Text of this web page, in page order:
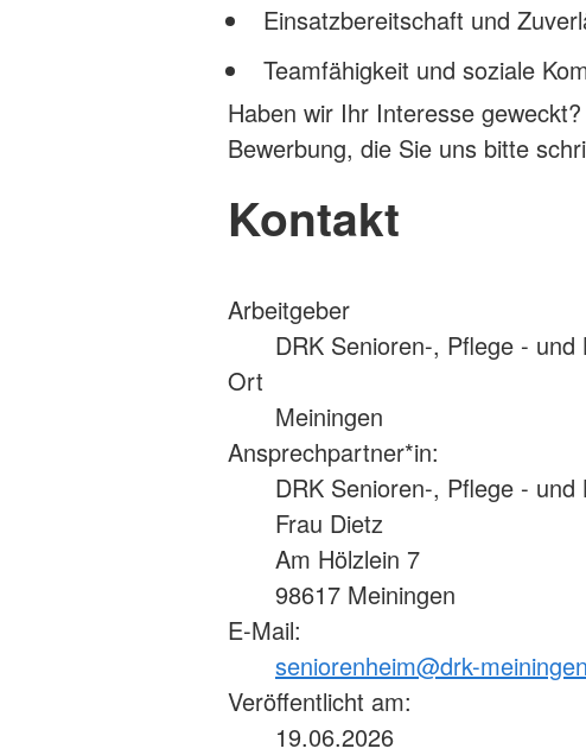
Einsatzbereitschaft und
Teamfähigkeit und soziale
Haben wir Ihr Interesse
Bewerbung, die Sie uns bitte
Kontakt
Arbeitgeber
DRK Senioren-, Pflege -
Ort
Meiningen
Ansprechpartner*in:
DRK Senioren-, Pflege -
Frau Dietz
Am Hölzlein 7
98617 Meiningen
E-Mail:
seniorenheim@drk-
Veröffentlicht am:
19.06.2026